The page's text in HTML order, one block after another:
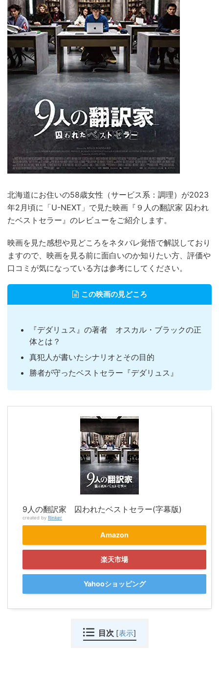
北海道にお住いの58歳女性（サービス系：調理）が2023
年2月頃に「U-NEXT」で見た映画『９人の翻訳家 囚われ
たベストセラー』のレビューをご紹介します。
映画を見た感想や見どころをネタバレ覚悟で解説しており
ますので、映画を見る前に面白いのか知りたい方、評価や
口コミが気になっている方は参考にしてください。
この映画の見どころ
『デダリュス』の著者 オスカル・ブラックの正
体とは？
真犯人が書いたシナリオとその目的
勝者が守ったベストセラー『デダリュス』
9人の翻訳家 囚われたベストセラー(字幕版)
created by Rinker
Amazon
楽天市場
Yahooショッピング
目次 [表示]